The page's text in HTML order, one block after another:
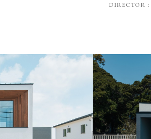
DIRECTOR :